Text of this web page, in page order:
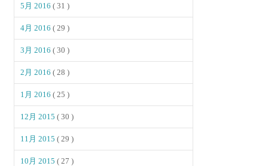
5月 2016( 31 )
4月 2016( 29 )
3月 2016( 30 )
2月 2016( 28 )
1月 2016( 25 )
12月 2015( 30 )
11月 2015( 29 )
10月 2015( 27 )